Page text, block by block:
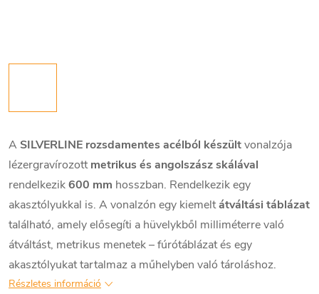
A SILVERLINE rozsdamentes acélból készültvonalzója
lézergravírozottmetrikus és angolszász skálával
rendelkezik600 mm hosszban. Rendelkezik egy
akasztólyukkal is. A vonalzón egy kiemeltátváltási táblázat
található, amely elősegíti a hüvelykből milliméterre való
átváltást, metrikus menetek–⁠fúrótáblázat és egy
akasztólyukat tartalmaz a műhelyben való tároláshoz.
Részletes információ